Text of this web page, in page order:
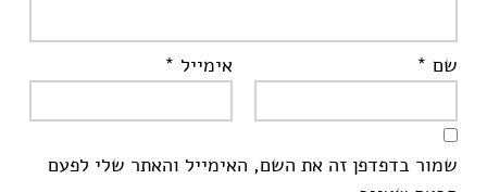
שם * אימייל *
שמור בדפדפן זה את השם, האימייל והאתר שלי לפעם